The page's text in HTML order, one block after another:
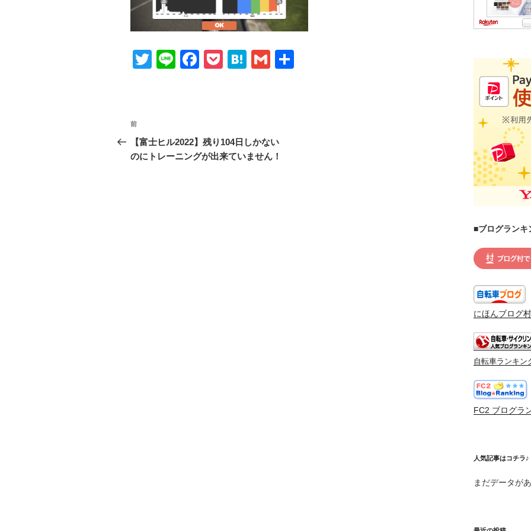
T
Li
F
b
o
P
H
a
G
投
稿
ナ
前
の
投
前
【富士ヒル2022】残り104日しかない
のにトレーニングが出来ていません！
■ブログランキ
にほんブログ村
自転車ランキン
FC2 ブログラ
人気記事はコチラ♪
まだデータが